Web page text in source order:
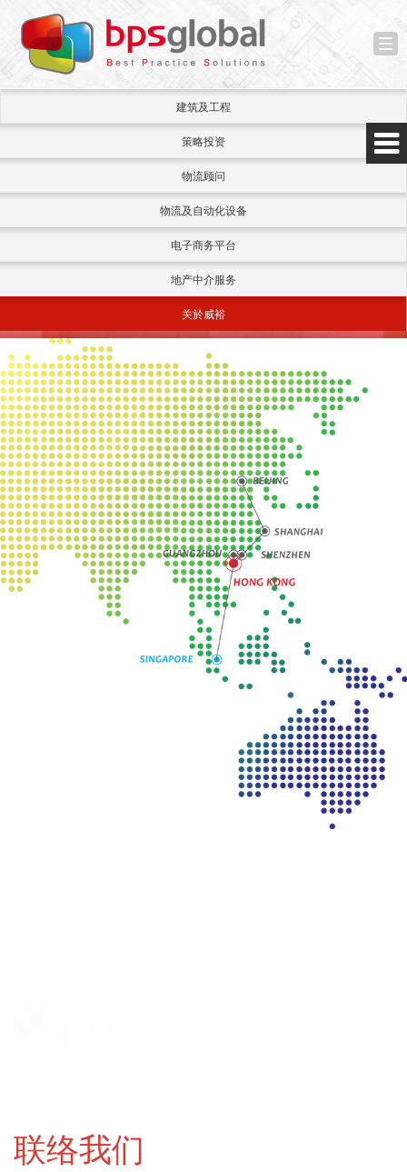
建筑及工程
策略投资
物流顾问
物流及自动化设备
电子商务平台
地产中介服务
关於威裕
联络我们